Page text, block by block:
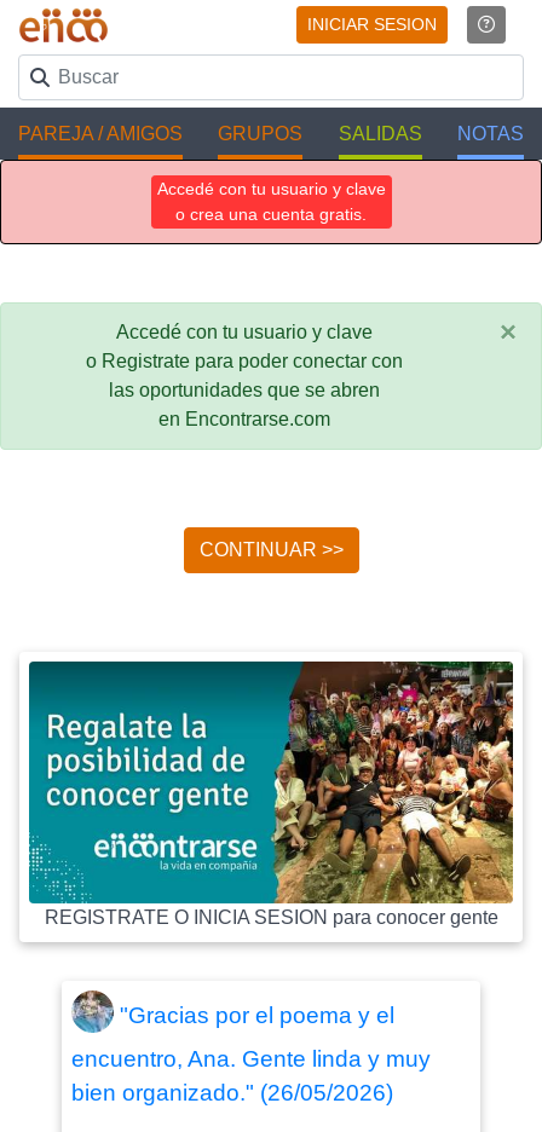
INICIAR SESION
PAREJA / AMIGOS GRUPOS SALIDAS NOTAS
Accedé con tu usuario y clave
o crea una cuenta gratis.
Accedé con tu usuario y clave
o Registrate para poder conectar con
las oportunidades que se abren
en Encontrarse.com
×
CONTINUAR >>
REGISTRATE O INICIA SESION para conocer gente
"Gracias por el poema y el
encuentro, Ana. Gente linda y muy
bien organizado." (26/05/2026)